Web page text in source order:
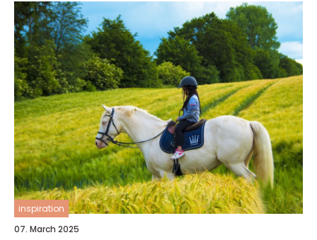
inspiration
07. March 2025